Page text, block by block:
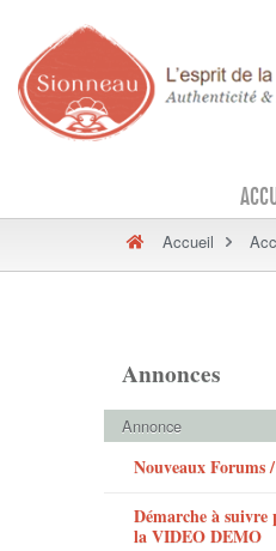
Accueil
Annonces
Annonce
Nouveaux Forums
Démarche à suivre
la VIDEO DEMO